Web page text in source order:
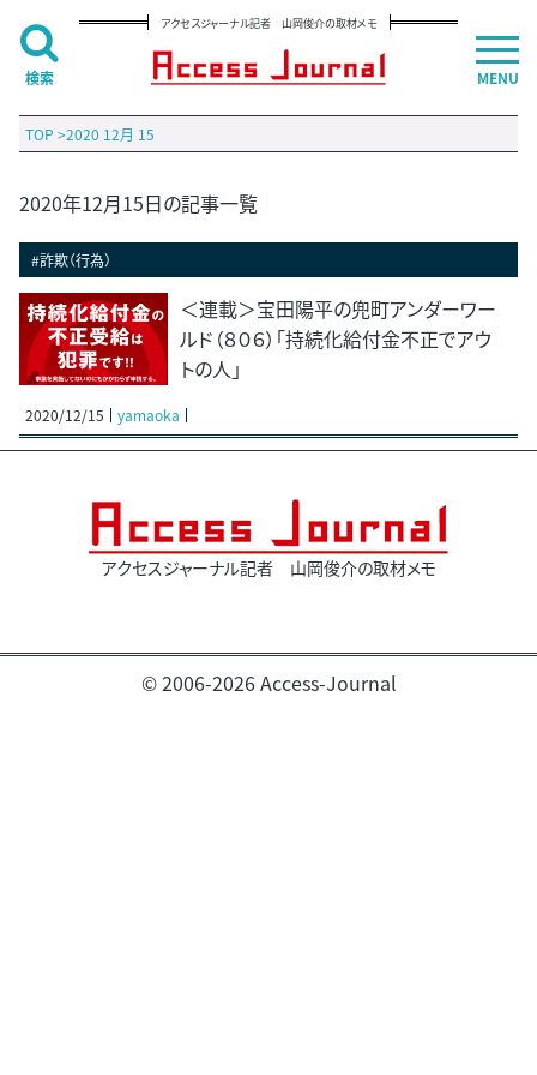
アクセスジャーナル記者 山岡俊介の取材メモ
TOP >2020 12月 15
2020年12月15日の記事一覧
#詐欺（行為）
＜連載＞宝田陽平の兜町アンダーワー
ルド（８０６）「持続化給付金不正でアウ
トの人」
2020/12/15 yamaoka
アクセスジャーナル記者 山岡俊介の取材メモ
© 2006-2026 Access-Journal
MENU
検索